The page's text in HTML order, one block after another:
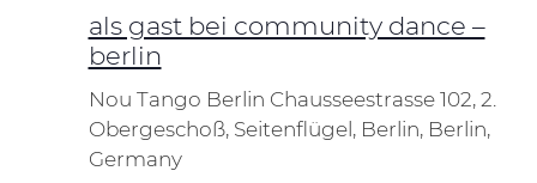
als gast bei community dance –
berlin
Nou Tango Berlin Chausseestrasse 102, 2.
Obergeschoß, Seitenflügel, Berlin, Berlin,
Germany